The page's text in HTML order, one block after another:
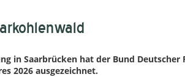
in Saarbrücken hat der Bund Deutscher
2026 ausgezeichnet.